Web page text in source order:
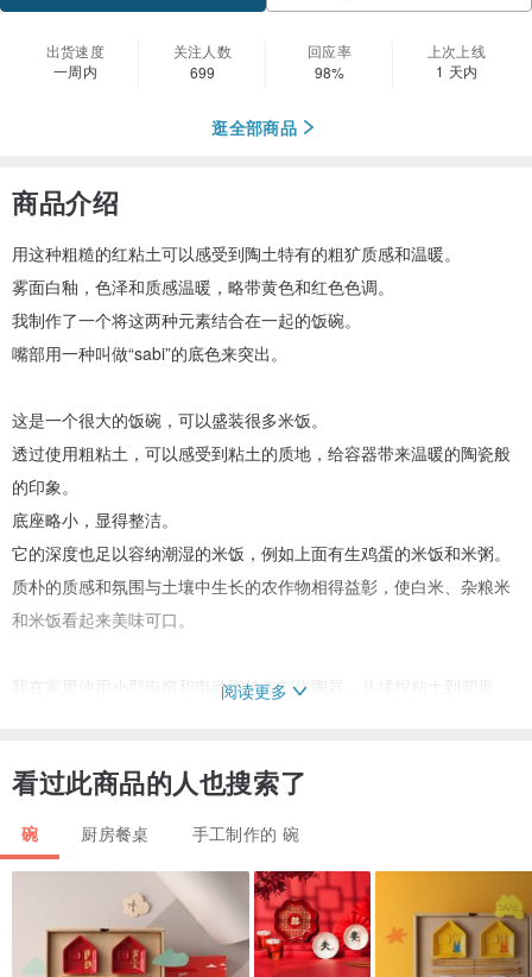
出货速度
一周内
关注人数
699
回应率
98%
上次上线
1 天内
逛全部商品
商品介绍
用这种粗糙的红粘土可以感受到陶土特有的粗犷质感和温暖。
雾面白釉，色泽和质感温暖，略带黄色和红色色调。
我制作了一个将这两种元素结合在一起的饭碗。
嘴部用一种叫做“sabi”的底色来突出。
这是一个很大的饭碗，可以盛装很多米饭。
透过使用粗粘土，可以感受到粘土的质地，给容器带来温暖的陶瓷般
的印象。
底座略小，显得整洁。
它的深度也足以容纳潮湿的米饭，例如上面有生鸡蛋的米饭和米粥。
质朴的质感和氛围与土壤中生长的农作物相得益彰，使白米、杂粮米
和米饭看起来美味可口。
我在家里使用小型电窑和电动陶轮来制作陶器，从揉捏粘土到塑形、
虽然无法量产，但每一款都有其独特的表达方式，让您可以享受手工
制作的味道。
您收到的物品将与产品图像相同。
与桌子接触的表面将在交付前进行打磨。
阅读更多
看过此商品的人也搜索了
碗 厨房餐桌 手工制作的 碗